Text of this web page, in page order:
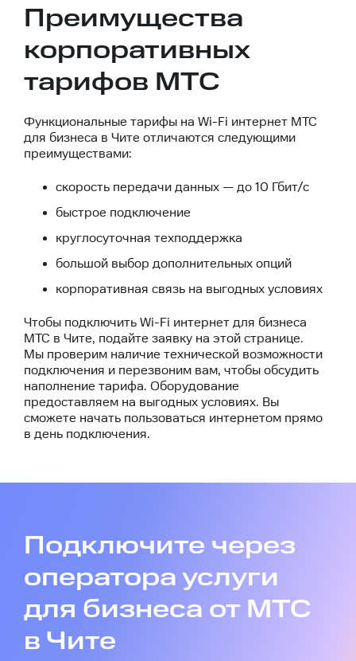
Преимущества
корпоративных
тарифов МТС
Функциональные тарифы на Wi-Fi интернет МТС
для бизнеса в Чите отличаются следующими
преимуществами:
скорость передачи данных — до 10 Гбит/с
быстрое подключение
круглосуточная техподдержка
большой выбор дополнительных опций
корпоративная связь на выгодных условиях
Чтобы подключить Wi-Fi интернет для бизнеса
МТС в Чите, подайте заявку на этой странице.
Мы проверим наличие технической возможности
подключения и перезвоним вам, чтобы обсудить
наполнение тарифа. Оборудование
предоставляем на выгодных условиях. Вы
сможете начать пользоваться интернетом прямо
в день подключения.
Подключите через
оператора услуги
для бизнеса от МТС
в Чите